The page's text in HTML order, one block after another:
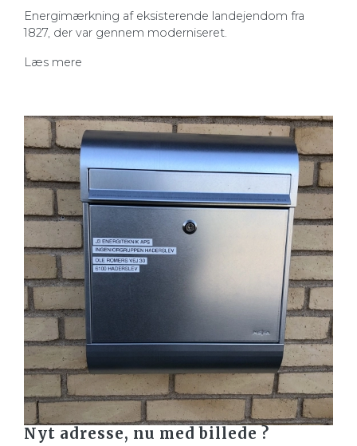
Energimærkning af eksisterende landejendom fra
1827, der var gennem moderniseret.
Læs mere
Nyt adresse, nu med billede ?